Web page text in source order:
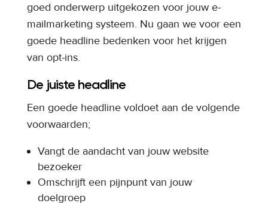
goed onderwerp uitgekozen voor jouw e-
mailmarketing systeem. Nu gaan we voor een
goede headline bedenken voor het krijgen
van opt-ins.
De juiste headline
Een goede headline voldoet aan de volgende
voorwaarden;
Vangt de aandacht van jouw website
bezoeker
Omschrijft een pijnpunt van jouw
doelgroep